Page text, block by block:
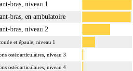
bras, niveau 1
bras, en ambulatoire
bras, niveau 2
et épaule, niveau 1
ostéoarticulaires, niveau 3
ostéoarticulaires, niveau 4